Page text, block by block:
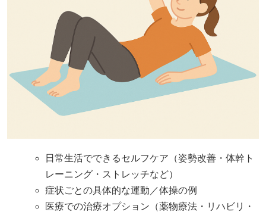
日常生活でできるセルフケア（姿勢改善・体幹ト
レーニング・ストレッチなど）
症状ごとの具体的な運動／体操の例
医療での治療オプション（薬物療法・リハビリ・